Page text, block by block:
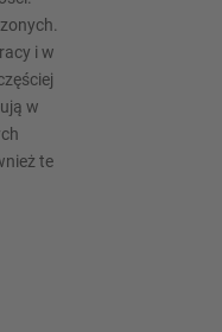
i w
w
te